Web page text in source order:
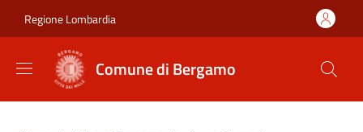
Regione Lombardia
Comune di Bergamo